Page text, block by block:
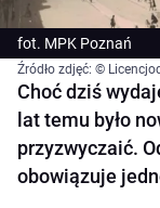
fot. MPK Poznań
Źródło zdjęć: ©
Choć dziś
lat temu było
przyzwyczaić.
obowiązuje